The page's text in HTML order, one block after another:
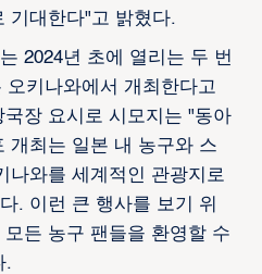
기대한다"고 밝혔다.
2024년 초에 열리는 두 번
키나와에서 개최한다고
장 요시로 시모지는 "동아
개최는 일본 내 농구와 스
나와를 세계적인 관광지로
. 이런 큰 행사를 보기 위
든 농구 팬들을 환영할 수
.